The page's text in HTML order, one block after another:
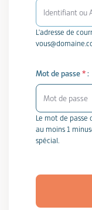
L'adresse de
Mot de passe*:
Le mot de
au moins 1
spécial.